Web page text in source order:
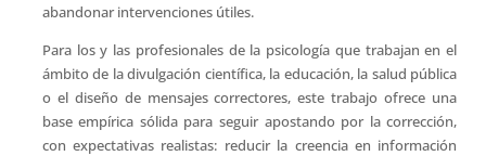
abandonar intervenciones útiles.
Para los y las profesionales de la psicología que trabajan en el
ámbito de la divulgación científica, la educación, la salud pública
o el diseño de mensajes correctores, este trabajo ofrece una
base empírica sólida para seguir apostando por la corrección,
con expectativas realistas: reducir la creencia en información